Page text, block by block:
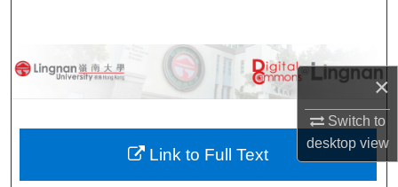
×
Switch to
desktopview
Browse Collections
About
Link to Full Text